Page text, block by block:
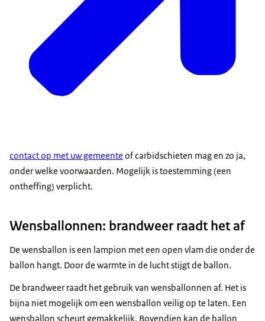
contact op met uw gemeente of carbidschieten mag en zo ja,
onder welke voorwaarden. Mogelijk is toestemming (een
ontheffing) verplicht.
Wensballonnen: brandweer raadt het af
De wensballon is een lampion met een open vlam die onder de
ballon hangt. Door de warmte in de lucht stijgt de ballon.
De brandweer raadt het gebruik van wensballonnen af. Het is
bijna niet mogelijk om een wensballon veilig op te laten. Een
wensballon scheurt gemakkelijk. Bovendien kan de ballon